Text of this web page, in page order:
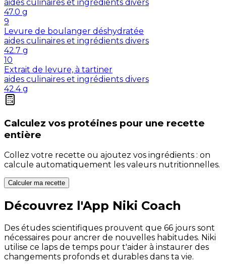
aides culinaires et ingrédients divers
47.0 g
9
Levure de boulanger déshydratée
aides culinaires et ingrédients divers
42.7 g
10
Extrait de levure, à tartiner
aides culinaires et ingrédients divers
42.4 g
Calculez vos protéines pour une recette
entière
Collez votre recette ou ajoutez vos ingrédients : on
calcule automatiquement les valeurs nutritionnelles.
Calculer ma recette
Découvrez l'App Niki Coach
Des études scientifiques prouvent que 66 jours sont
nécessaires pour ancrer de nouvelles habitudes. Niki
utilise ce laps de temps pour t'aider à instaurer des
changements profonds et durables dans ta vie.